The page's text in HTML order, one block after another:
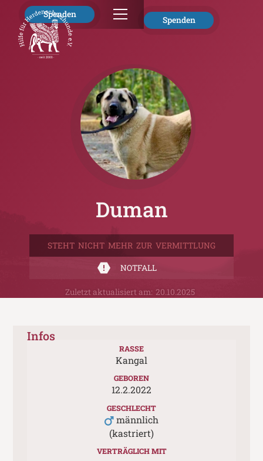
Spenden
Spenden
Duman
STEHT NICHT MEHR ZUR VERMITTLUNG
NOTFALL
Zuletzt aktualisiert am: 20.10.2025
Infos
RASSE
Kangal
GEBOREN
12.2.2022
GESCHLECHT
männlich
(kastriert)
VERTRÄGLICH MIT